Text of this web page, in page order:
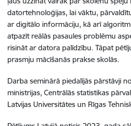
datortehnoloģijas, lai vāktu,
ar digitālo informāciju, kā arī
atpazīt reālās pasaules problēmu
risināt ar datora palīdzību. Tāpat
prasmju mācīšanās prakse skolās.
Darba seminārā piedalījās pārstāvji
ministrijas, Centrālās statistikas
Latvijas Universitātes un Rīgas